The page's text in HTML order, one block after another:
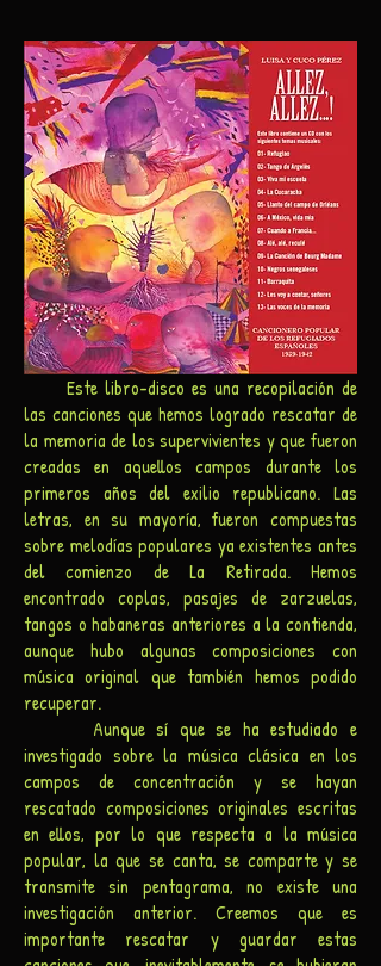
Este libro-disco es una recopilación de
las canciones que hemos logrado rescatar de
la memoria de los supervivientes y que fueron
creadas en aquellos campos durante los
primeros años del exilio republicano. Las
letras, en su mayoría, fueron compuestas
sobre melodías populares ya existentes antes
del comienzo de La Retirada. Hemos
encontrado coplas, pasajes de zarzuelas,
tangos o habaneras anteriores a la contienda,
aunque hubo algunas composiciones con
música original que también hemos podido
recuperar.
Aunque sí que se ha estudiado e
investigado sobre la música clásica en los
campos de concentración y se hayan
rescatado composiciones originales escritas
en ellos, por lo que respecta a la música
popular, la que se canta, se comparte y se
transmite sin pentagrama, no existe una
investigación anterior. Creemos que es
importante rescatar y guardar estas